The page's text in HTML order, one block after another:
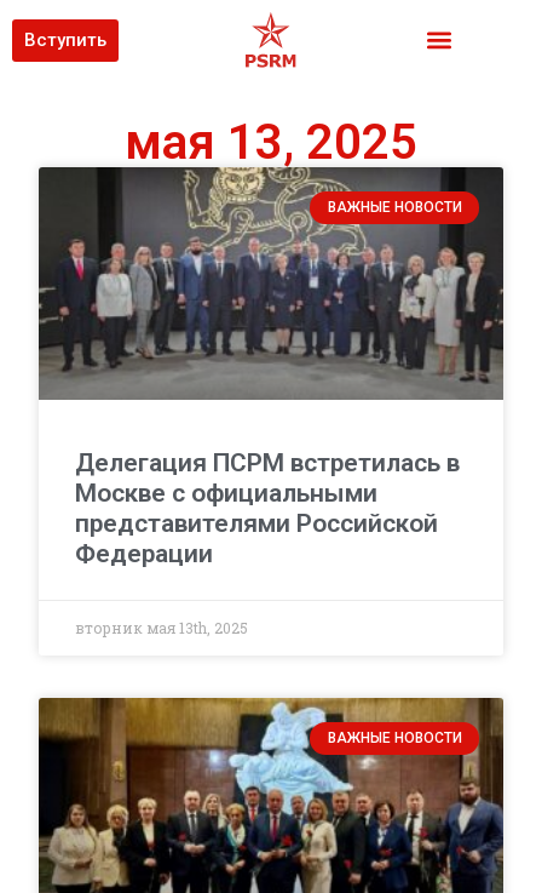
Вступить
мая 13, 2025
ВАЖНЫЕ НОВОСТИ
Делегация ПСРМ встретилась в
Москве с официальными
представителями Российской
Федерации
вторник мая 13th, 2025
ВАЖНЫЕ НОВОСТИ